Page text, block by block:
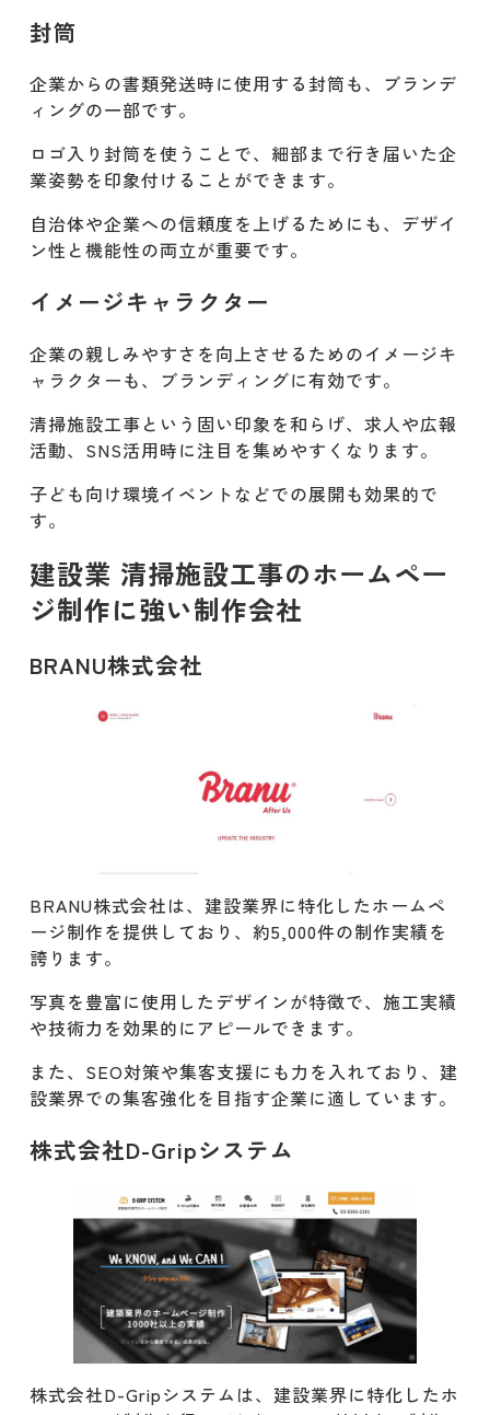
封筒
企業からの書類発送時に使用する封筒も、ブランデ
ィングの一部です。
ロゴ入り封筒を使うことで、細部まで行き届いた企
業姿勢を印象付けることができます。
自治体や企業への信頼度を上げるためにも、デザイ
ン性と機能性の両立が重要です。
イメージキャラクター
企業の親しみやすさを向上させるためのイメージキ
ャラクターも、ブランディングに有効です。
清掃施設工事という固い印象を和らげ、求人や広報
活動、SNS活用時に注目を集めやすくなります。
子ども向け環境イベントなどでの展開も効果的で
す。
建設業 清掃施設工事のホームペー
ジ制作に強い制作会社
BRANU株式会社
BRANU株式会社は、建設業界に特化したホームペ
ージ制作を提供しており、約5,000件の制作実績を
誇ります。
​写真を豊富に使用したデザインが特徴で、施工実績
や技術力を効果的にアピールできます。​
また、SEO対策や集客支援にも力を入れており、建
設業界での集客強化を目指す企業に適しています。
株式会社D-Gripシステム
株式会社D-Gripシステムは、建設業界に特化したホ